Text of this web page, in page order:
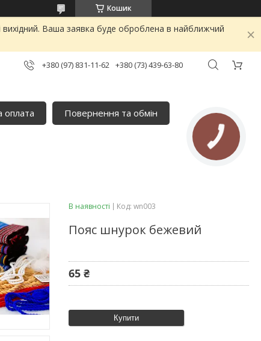
Кошик
Ваша заявка буде оброблена в найближчий
+380 (97) 831-11-62 +380 (73) 439-63-80
оплата
Повернення та обмін
В наявності Код: wn003
Пояс шнурок бежевий
65 ₴
Купити